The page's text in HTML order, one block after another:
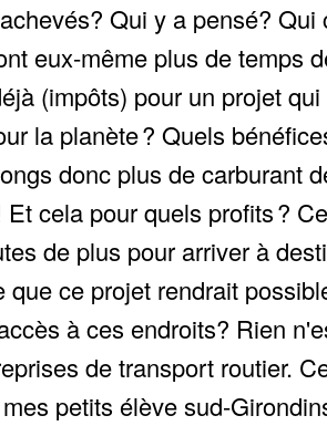
Qui y a pensé?
eux-même plus de temps
(impôts) pour un projet
la planète ? Quels
donc plus de carburant
cela pour quels profits ?
de plus pour arriver à
ce projet rendrait
à ces endroits? Rien
de transport routier.
petits élève sud-